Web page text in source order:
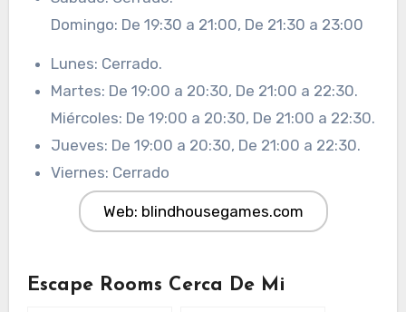
Domingo: De 19:30 a 21:00, De 21:30 a 23:00
Lunes: Cerrado.
Martes: De 19:00 a 20:30, De 21:00 a 22:30.
Miércoles: De 19:00 a 20:30, De 21:00 a 22:30.
Jueves: De 19:00 a 20:30, De 21:00 a 22:30.
Viernes: Cerrado
Web: blindhousegames.com
Escape Rooms Cerca De Mi